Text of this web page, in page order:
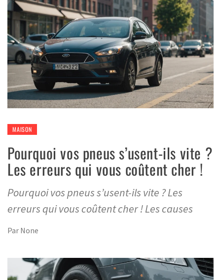
MAISON
Pourquoi vos pneus s’usent-ils vite ?
Les erreurs qui vous coûtent cher !
Pourquoi vos pneus s’usent-ils vite ? Les
erreurs qui vous coûtent cher ! Les causes
Par None